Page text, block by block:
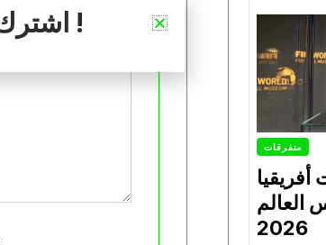
متفرقات
العالم
2026
اشترك في نشرتنا الإخبارية !